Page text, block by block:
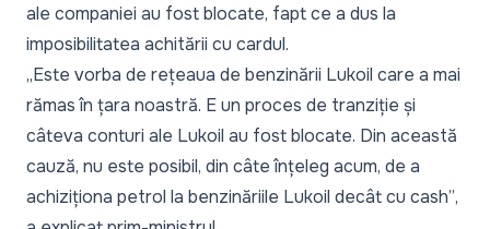
ale companiei au fost blocate, fapt ce a dus la
imposibilitatea achitării cu cardul.
„Este vorba de rețeaua de benzinării Lukoil care a mai
rămas în țara noastră. E un proces de tranziție și
câteva conturi ale Lukoil au fost blocate. Din această
cauză, nu este posibil, din câte înțeleg acum, de a
achiziționa petrol la benzinăriile Lukoil decât cu cash”,